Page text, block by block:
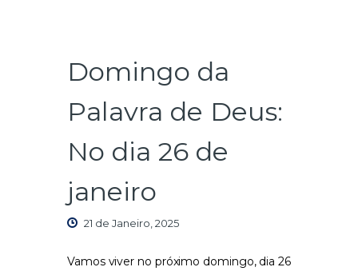
Domingo da
Palavra de Deus:
No dia 26 de
janeiro
21 de Janeiro, 2025
Vamos viver no próximo domingo, dia 26